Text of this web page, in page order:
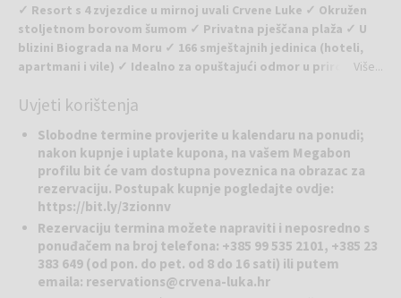
amenities programom. Svaka soba sadrži balkon te stol i stolice za
balkon te je opremljena suvremenom tehnologijom (smart rooms),
WiFi-jem uključenim u cijenu, telefonom, elektronskim sefom.
Površina sobe 30 m2.
✓ Resort s 4 zvjezdice u mirnoj uvali Crvene Luke ✓ Okružen
stoljetnom borovom šumom ✓ Privatna pješčana plaža ✓ U
blizini Biograda na Moru ✓ 166 smještajnih jedinica (hoteli,
apartmani i vile) ✓ Idealno za opuštajući odmor u prirodi ✓
km južno od centra grada Biograda na Moru. Resort s četiri
zvjezdice smješten je u netaknuto prirodno okruženje, okružen
stoljetnom borovom šumom i kristalno čistim morem. Cijeli
kompleks prostire se na velikom području i nudi 166 smještajnih
jedinica u hotelima, apartmanima i vilama. Resort je obnovljen s
vizijom stvaranja male luksuzne destinacije za goste koji cijene mir,
privatnost, prirodu i udobnost.
Wellness:U wellness & spa centru gosti se mogu prepustiti
Više...
Uvjeti korištenja
Slobodne termine provjerite u kalendaru na ponudi;
nakon kupnje i uplate kupona, na vašem Megabon
profilu bit će vam dostupna poveznica na obrazac za
rezervaciju. Postupak kupnje pogledajte ovdje:
https://bit.ly/3zionnv
Rezervaciju termina možete napraviti i neposredno s
ponuđačem na broj telefona: +385 99 535 2101, +385 23
383 649 (od pon. do pet. od 8 do 16 sati) ili putem
emaila: reservations@crvena-luka.hr